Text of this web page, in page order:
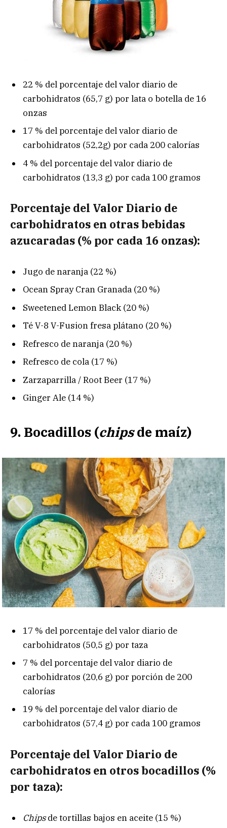
22 % del porcentaje del valor diario de
carbohidratos (65,7 g) por lata o botella de 16
onzas
17 % del porcentaje del valor diario de
carbohidratos (52,2g) por cada 200 calorías
4 % del porcentaje del valor diario de
carbohidratos (13,3 g) por cada 100 gramos
Porcentaje del Valor Diario de
carbohidratos en otras bebidas
azucaradas (% por cada 16 onzas):
Jugo de naranja (22 %)
Ocean Spray Cran Granada (20 %)
Sweetened Lemon Black (20 %)
Té V-8 V-Fusion fresa plátano (20 %)
Refresco de naranja (20 %)
Refresco de cola (17 %)
Zarzaparrilla / Root Beer (17 %)
Ginger Ale (14 %)
9. Bocadillos (chipsde maíz)
17 % del porcentaje del valor diario de
carbohidratos (50,5 g) por taza
7 % del porcentaje del valor diario de
carbohidratos (20,6 g) por porción de 200
calorías
19 % del porcentaje del valor diario de
carbohidratos (57,4 g) por cada 100 gramos
Porcentaje del Valor Diario de
carbohidratos en otros bocadillos (%
por taza):
Chipsde tortillas bajos en aceite (15 %)